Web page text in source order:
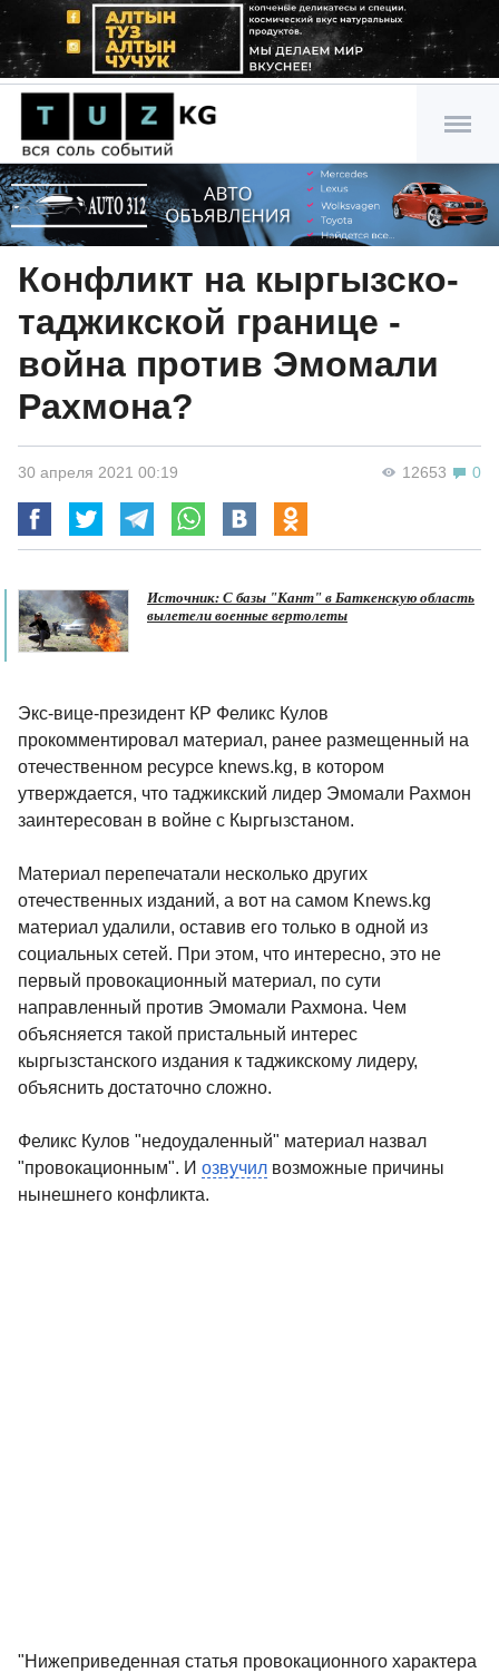
Конфликт на кыргызско-
таджикской границе -
война против Эмомали
Рахмона?
12653 0
30 апреля 2021 00:19
Источник: С базы "Кант" в Баткенскую область
вылетели военные вертолеты
Экс-вице-президент КР Феликс Кулов
прокомментировал материал, ранее размещенный на
отечественном ресурсе knews.kg, в котором
утверждается, что таджикский лидер Эмомали Рахмон
заинтересован в войне с Кыргызстаном.
Материал перепечатали несколько других
отечественных изданий, а вот на самом Knews.kg
материал удалили, оставив его только в одной из
социальных сетей. При этом, что интересно, это не
первый провокационный материал, по сути
направленный против Эмомали Рахмона. Чем
объясняется такой пристальный интерес
кыргызстанского издания к таджикскому лидеру,
объяснить достаточно сложно.
Феликс Кулов "недоудаленный" материал назвал
"провокационным". И озвучил возможные причины
нынешнего конфликта.
"Нижеприведенная статья провокационного характера